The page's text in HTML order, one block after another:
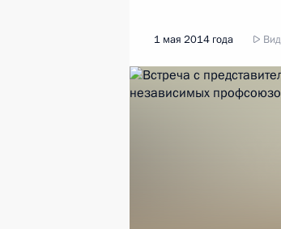
1 мая 2014 года